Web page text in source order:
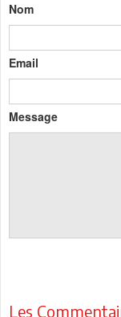
Nom
Email
Message
Les